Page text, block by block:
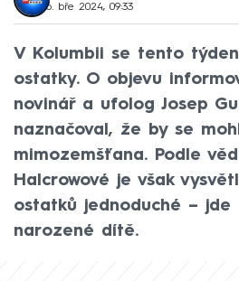
6. bře 2024, 09:33
V Kolumbii se tento
ostatky. O objevu
novinář a ufolog Josep
naznačoval, že by se
mimozemšťana. Podle
Halcrowové je však
ostatků jednoduché – jde
narozené dítě.